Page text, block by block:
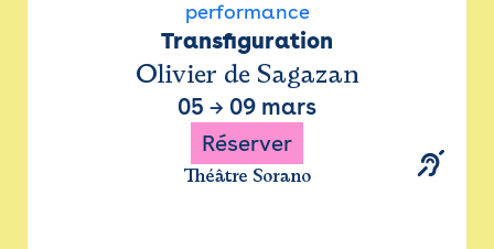
performance
Transfiguration
Olivier de Sagazan
05 → 09 mars
Réserver
Théâtre Sorano